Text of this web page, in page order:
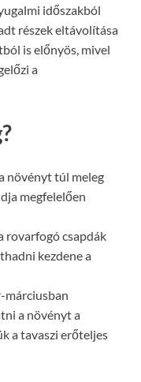
időszakból
részek eltávolítása
is előnyös, mivel
a
növényt túl meleg
megfelelően
rovarfogó csapdák
kezdene a
márciusban
a növényt a
a tavaszi erőteljes